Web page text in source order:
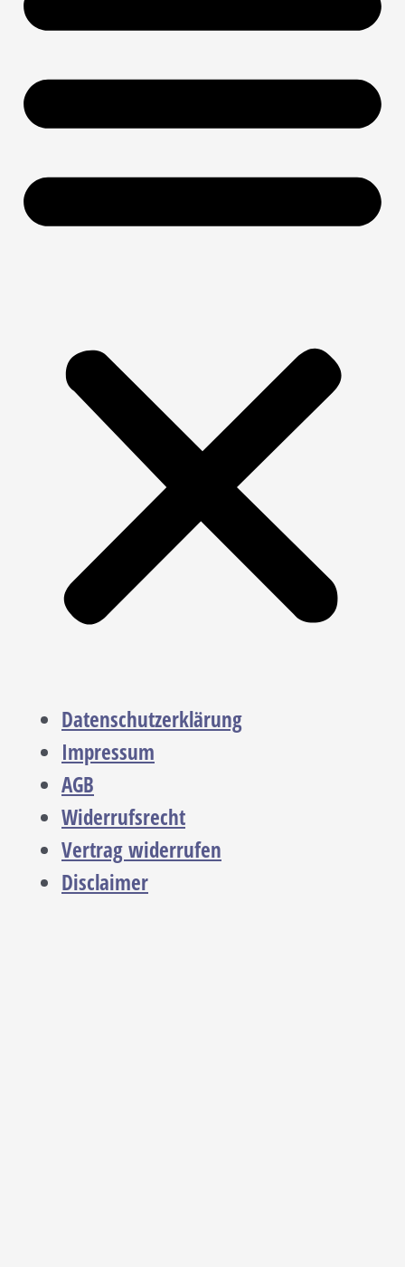
Datenschutzerklärung
Impressum
AGB
Widerrufsrecht
Vertrag widerrufen
Disclaimer